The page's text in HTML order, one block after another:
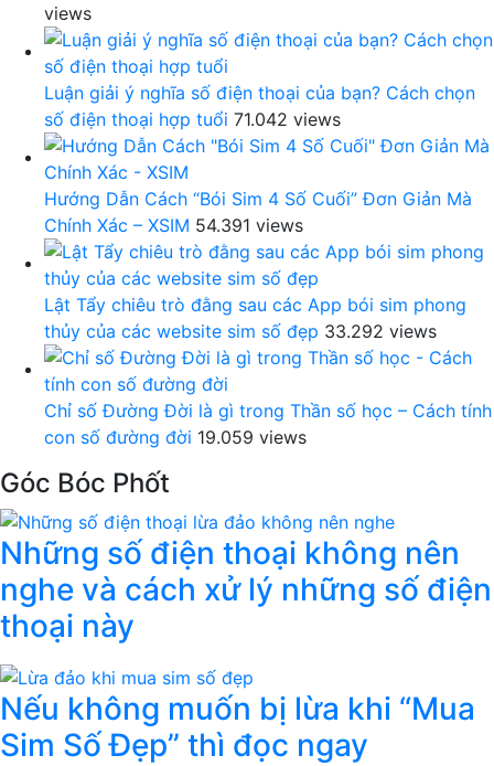
views
Luận giải ý nghĩa số điện thoại của bạn? Cách chọn
số điện thoại hợp tuổi 71.042 views
Hướng Dẫn Cách “Bói Sim 4 Số Cuối” Đơn Giản Mà
Chính Xác – XSIM 54.391 views
Lật Tẩy chiêu trò đằng sau các App bói sim phong
thủy của các website sim số đẹp 33.292 views
Chỉ số Đường Đời là gì trong Thần số học – Cách tính
con số đường đời 19.059 views
Góc Bóc Phốt
Những số điện thoại không nên
nghe và cách xử lý những số điện
thoại này
Nếu không muốn bị lừa khi “Mua
Sim Số Đẹp” thì đọc ngay